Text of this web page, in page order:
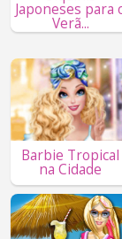
Japoneses para
Verã...
Barbie Tropical
na Cidade